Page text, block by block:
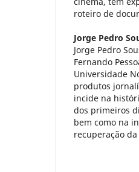
roteiro de
Jorge Pedro
Jorge Pedro
Fernando
Universidade
produtos
incide na
dos primeiros
bem como na
recuperação